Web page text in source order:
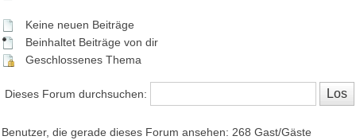
Keine neuen Beiträge
Beinhaltet Beiträge von dir
Geschlossenes Thema
Dieses Forum durchsuchen:
Benutzer, die gerade dieses Forum ansehen: 268 Gast/Gäste